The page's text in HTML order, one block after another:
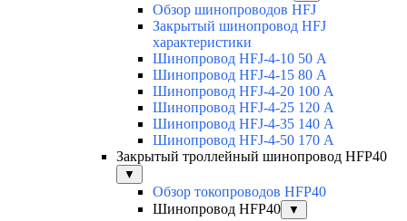
Обзор шинопроводов HFJ
Закрытый шинопровод HFJ
характеристики
Шинопровод HFJ-4-10 50 А
Шинопровод HFJ-4-15 80 А
Шинопровод HFJ-4-20 100 А
Шинопровод HFJ-4-25 120 А
Шинопровод HFJ-4-35 140 А
Шинопровод HFJ-4-50 170 А
Закрытый троллейный шинопровод HFP40
▼
Обзор токопроводов HFP40
Шинопровод HFP40
▼